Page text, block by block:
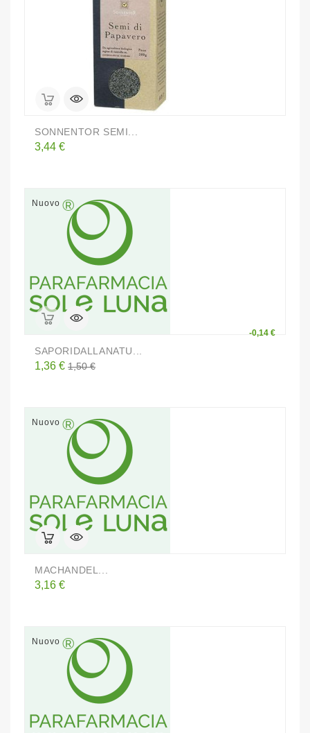
SONNENTOR SEMI...
Prezzo
3,44 €
Nuovo
SAPORIDALLANATU...
Prezzo
1,36 €
-0,14 €
Prezzo
1,50 €
Nuovo
MACHANDEL...
Prezzo
3,16 €
Nuovo